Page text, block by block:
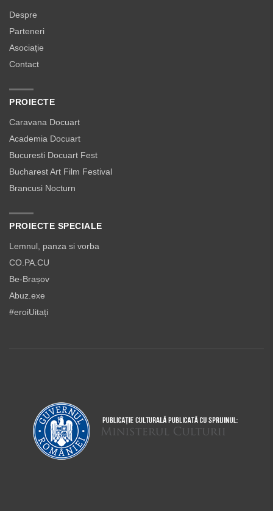
Despre
Parteneri
Asociație
Contact
PROIECTE
Caravana Docuart
Academia Docuart
Bucuresti Docuart Fest
Bucharest Art Film Festival
Brancusi Nocturn
PROIECTE SPECIALE
Lemnul, panza si vorba
CO.PA.CU
Be-Brașov
Abuz.exe
#eroiUitați